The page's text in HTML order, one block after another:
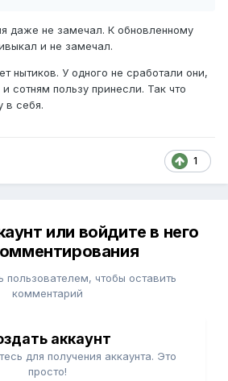
даже не замечал. К обновленному
и не замечал.
нытиков. У одного не сработали они,
сотням пользу принесли. Так что
в себя.
1
или войдите в него
чтобы оставить
комментарий
аккаунт
для получения аккаунта. Это
просто!